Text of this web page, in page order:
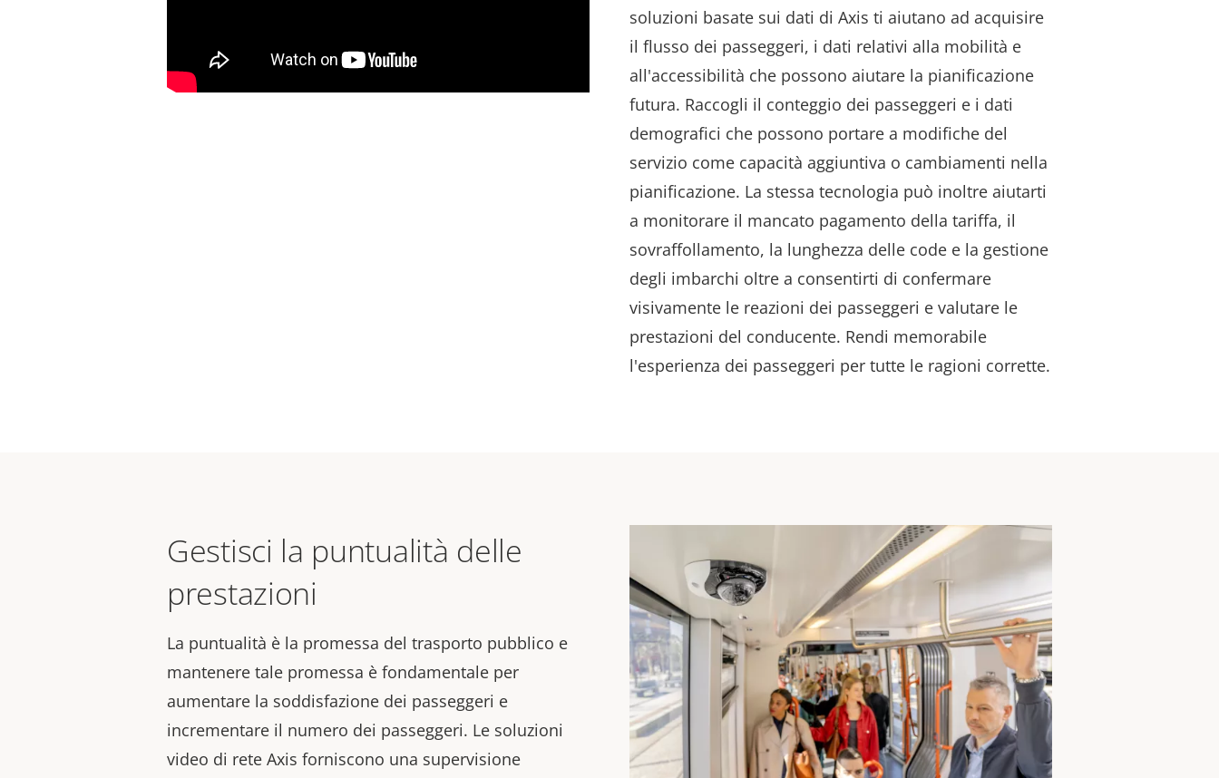
soluzioni basate sui dati di Axis ti aiutano ad acquisire
il flusso dei passeggeri, i dati relativi alla mobilità e
all'accessibilità che possono aiutare la pianificazione
futura. Raccogli il conteggio dei passeggeri e i dati
demografici che possono portare a modifiche del
servizio come capacità aggiuntiva o cambiamenti nella
pianificazione. La stessa tecnologia può inoltre aiutarti
a monitorare il mancato pagamento della tariffa, il
sovraffollamento, la lunghezza delle code e la gestione
degli imbarchi oltre a consentirti di confermare
visivamente le reazioni dei passeggeri e valutare le
prestazioni del conducente. Rendi memorabile
l'esperienza dei passeggeri per tutte le ragioni corrette.
Gestisci la puntualità delle
prestazioni
La puntualità è la promessa del trasporto pubblico e
mantenere tale promessa è fondamentale per
aumentare la soddisfazione dei passeggeri e
incrementare il numero dei passeggeri. Le soluzioni
video di rete Axis forniscono una supervisione